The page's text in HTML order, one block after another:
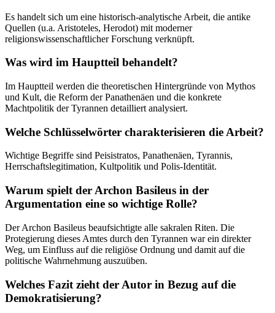
Es handelt sich um eine historisch-analytische Arbeit, die antike
Quellen (u.a. Aristoteles, Herodot) mit moderner
religionswissenschaftlicher Forschung verknüpft.
Was wird im Hauptteil behandelt?
Im Hauptteil werden die theoretischen Hintergründe von Mythos
und Kult, die Reform der Panathenäen und die konkrete
Machtpolitik der Tyrannen detailliert analysiert.
Welche Schlüsselwörter charakterisieren die Arbeit?
Wichtige Begriffe sind Peisistratos, Panathenäen, Tyrannis,
Herrschaftslegitimation, Kultpolitik und Polis-Identität.
Warum spielt der Archon Basileus in der
Argumentation eine so wichtige Rolle?
Der Archon Basileus beaufsichtigte alle sakralen Riten. Die
Protegierung dieses Amtes durch den Tyrannen war ein direkter
Weg, um Einfluss auf die religiöse Ordnung und damit auf die
politische Wahrnehmung auszuüben.
Welches Fazit zieht der Autor in Bezug auf die
Demokratisierung?